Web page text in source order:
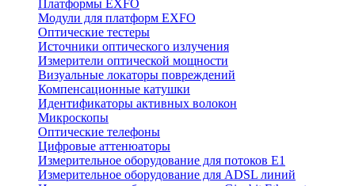
Платформы EXFO
Модули для платформ EXFO
Оптические тестеры
Источники оптического излучения
Измерители оптической мощности
Визуальные локаторы повреждений
Компенсационные катушки
Идентификаторы активных волокон
Микроскопы
Оптические телефоны
Цифровые аттенюаторы
Измерительное оборудование для потоков Е1
Измерительное оборудование для ADSL линий